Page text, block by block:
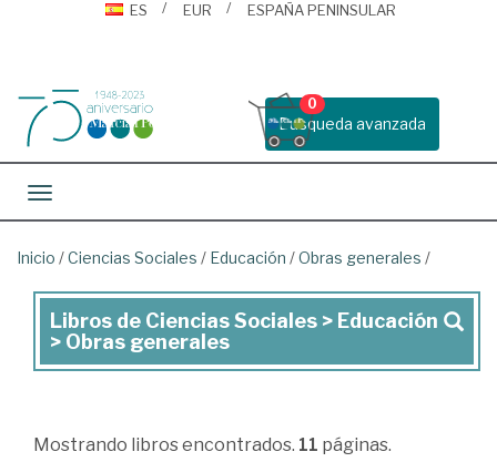
ES
EUR ESPAÑA PENINSULAR
Busqueda avanzada
0
Toggle navigation
Inicio /Ciencias Sociales / Educación /Obras generales /
Libros
de
Sociales
Libros de Ciencias Sociales > Educación
> Obras generales
Mostrando libros encontrados. 11 páginas.